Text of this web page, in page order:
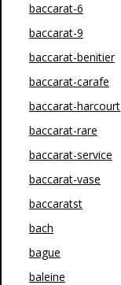
baccarat-6
baccarat-9
baccarat-benitier
baccarat-carafe
baccarat-harcourt
baccarat-rare
baccarat-service
baccarat-vase
baccaratst
bach
bague
baleine